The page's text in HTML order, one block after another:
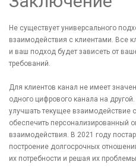
Не существует универсального
взаимодействия с клиентами. Все
и ваш подход будет зависеть от
требований.
Для клиентов канал не имеет
одного цифрового канала на
улучшать текущее взаимодействие
обеспечить персонализированный
взаимодействия. В 2021 году
построение долгосрочных
их потребности и решая их проблемы.